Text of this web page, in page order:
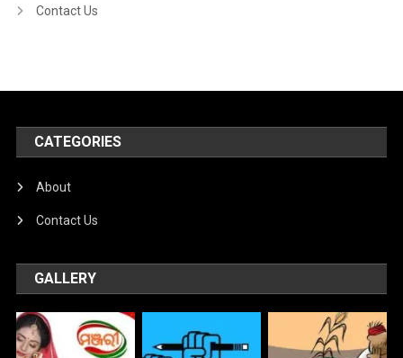
Contact Us
CATEGORIES
About
Contact Us
GALLERY